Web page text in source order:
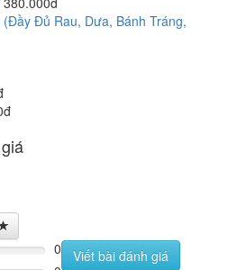
Đủ Rau, Dưa, Bánh Tráng,
0
Viết bài đánh giá